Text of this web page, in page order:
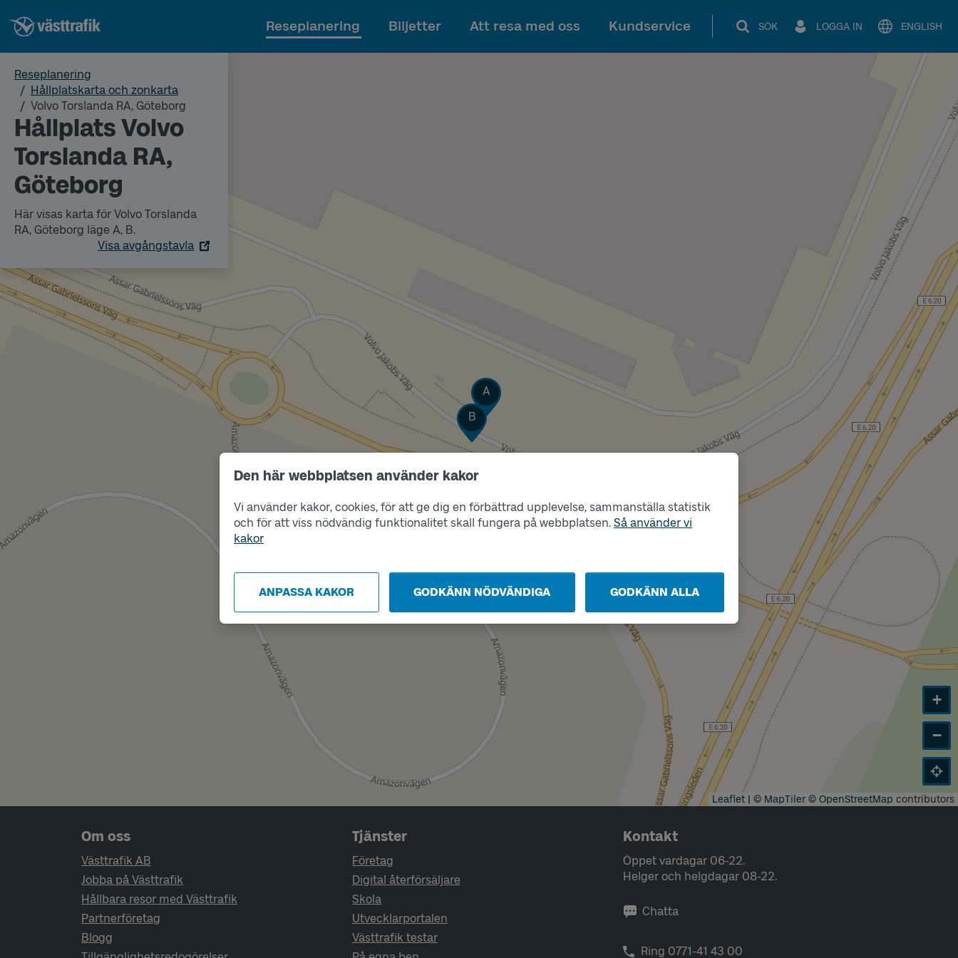
Den här webbplatsen använder kakor
Vi använder kakor, cookies, för att ge dig en förbättrad upplevelse, sammanställa statistik
och för att viss nödvändig funktionalitet skall fungera på webbplatsen. Så använder vi
kakor
ANPASSA KAKOR GODKÄNN NÖDVÄNDIGA GODKÄNN ALLA
Till innehållet
Reseplanering Biljetter Att resa med oss Kundservice SÖK LOGGA IN ENGLISH
Reseplanering
Hållplatskarta och zonkarta
Volvo Torslanda RA, Göteborg
Hållplats Volvo
Torslanda RA,
Göteborg
Här visas karta för Volvo Torslanda
RA, Göteborg läge A, B.
Visa avgångstavla
Läge
A
Läge
B
+
−
Leaflet | © MapTiler© OpenStreetMap contributors
Sidfotsnavigering
Om oss
Västtrafik AB
Jobba på Västtrafik
Hållbara resor med Västtrafik
Partnerföretag
Blogg
Tjänster
Företag
Digital återförsäljare
Skola
Utvecklarportalen
Västtrafik testar
Kontakt
Öppet vardagar 06-22.
Helger och helgdagar 08-22.
Chatta
Ring 0771-41 43 00